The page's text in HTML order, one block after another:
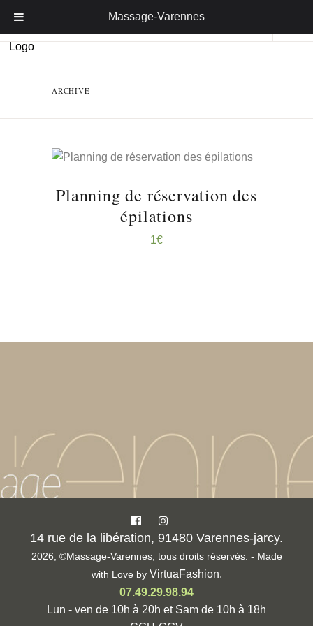
ARCHIVE
Planning de réservation des
épilations
1€
14 rue de la libération, 91480 Varennes-jarcy.
2026, ©Massage-Varennes, tous droits réservés. - Made
with Love by VirtuaFashion.
07.49.29.98.94
Lun - ven de 10h à 20h et Sam de 10h à 18h
Massage-Varennes